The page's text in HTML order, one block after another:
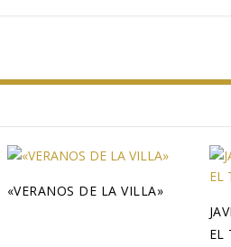
«VERANOS DE LA VILLA»
EL